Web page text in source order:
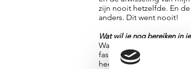
zijn nooit hetzelfde. En
anders. Dit went nooit!
Wat wil je nog bereiken in
Wat ik nog wil bereiken
fashion fotografie waar ik
heel graag documentaires